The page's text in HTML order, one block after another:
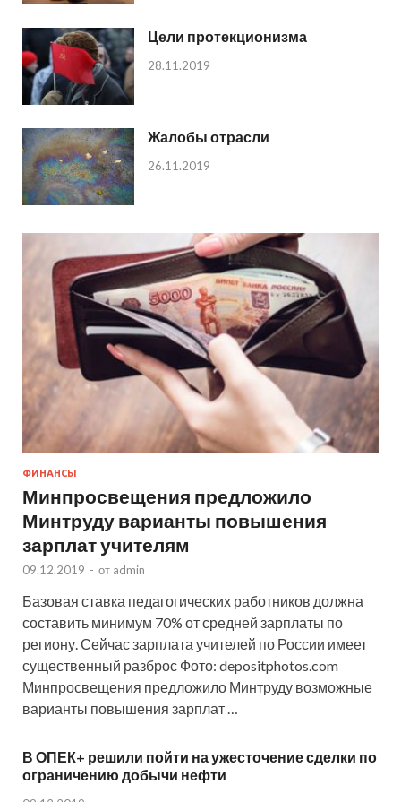
Цели протекционизма
28.11.2019
Жалобы отрасли
26.11.2019
ФИНАНСЫ
Минпросвещения предложило
Минтруду варианты повышения
зарплат учителям
09.12.2019 - от admin
Базовая ставка педагогических работников должна
составить минимум 70% от средней зарплаты по
региону. Сейчас зарплата учителей по России имеет
существенный разброс Фото: depositphotos.com
Минпросвещения предложило Минтруду возможные
варианты повышения зарплат …
В ОПЕК+ решили пойти на ужесточение сделки по
ограничению добычи нефти